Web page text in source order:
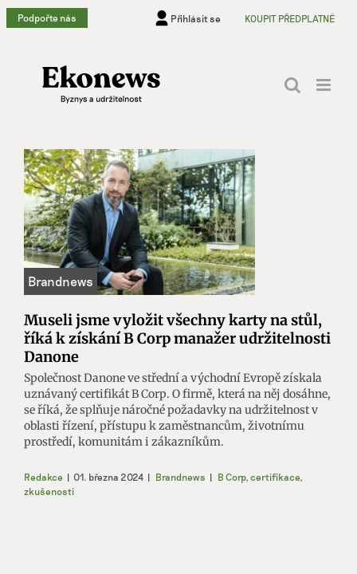
Přeskočit
na
Podpořte nás Přihlásit se KOUPIT PŘEDPLATNÉ
Museli jsme vyložit všechny karty na stůl,
říká k získání B Corp manažer udržitelnosti
Danone
Společnost Danone ve střední a východní Evropě získala
uznávaný certifikát B Corp. O firmě, která na něj dosáhne,
se říká, že splňuje náročné požadavky na udržitelnost v
oblasti řízení, přístupu k zaměstnancům, životnímu
prostředí, komunitám i zákazníkům.
Redakce | 01. března 2024 | Brandnews | B Corp, certifikace,
zkušenosti